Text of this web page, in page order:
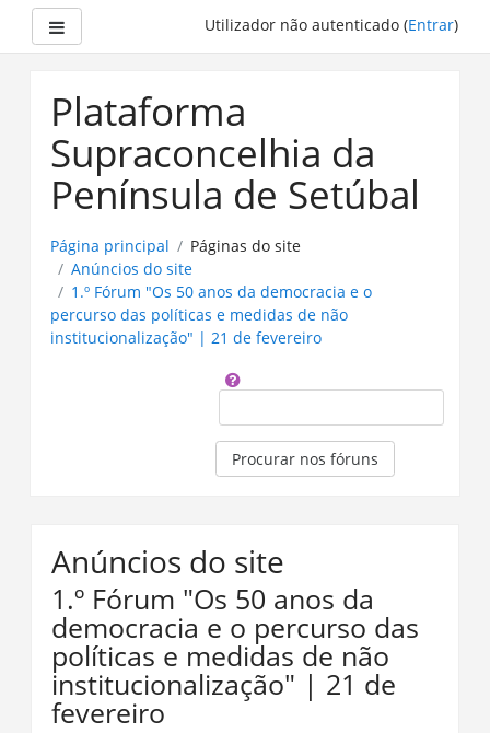
principal
Utilizador não autenticado (Entrar)
Plataforma
Supraconcelhia da
Península de Setúbal
Página principal
Páginas do site
Anúncios do site
1.º Fórum "Os 50 anos da democracia e o
percurso das políticas e medidas de não
institucionalização" | 21 de fevereiro
Procurar nos fóruns
Anúncios do site
1.º Fórum "Os 50 anos da
democracia e o percurso das
políticas e medidas de não
institucionalização" | 21 de
fevereiro